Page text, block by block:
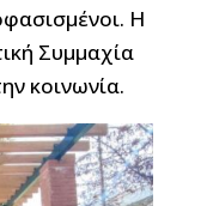
Η
Συμμαχία
κοινωνία.